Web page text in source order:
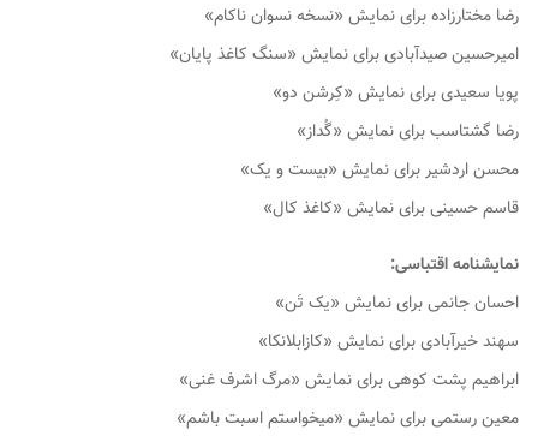
رضا مختارزاده برای نمایش «نسخه نسوان ناکام»
امیرحسین صیدآبادی برای نمایش «سنگ کاغذ پایان»
پویا سعیدی برای نمایش «کِرشن دو»
رضا گشتاسب برای نمایش «گُداز»
محسن اردشیر برای نمایش «بیست و یک»
قاسم حسینی برای نمایش «کاغذ کال»
نمایشنامه اقتباسی:
احسان جانمی برای نمایش «یک تَن»
سهند خیرآبادی برای نمایش «کازابلانکا»
ابراهیم پشت کوهی برای نمایش «مرگ اشرف غنی»
معین رستمی برای نمایش «میخواستم اسبت باشم»